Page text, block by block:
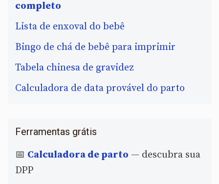
completo
Lista de enxoval do bebê
Bingo de chá de bebê para imprimir
Tabela chinesa de gravidez
Calculadora de data provável do parto
Ferramentas grátis
📅 Calculadora de parto — descubra sua
DPP